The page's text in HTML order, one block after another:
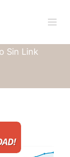
Sin Link